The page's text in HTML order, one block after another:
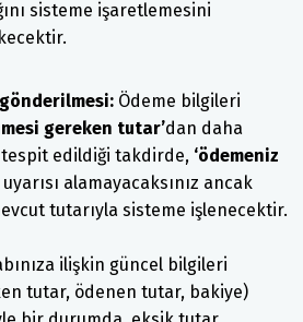
sisteme işaretlemesini
Ödeme bilgileri
gereken tutar’dan daha
edildiği takdirde, ‘ödemeniz
uyarısı alamayacaksınız ancak
tutarıyla sisteme işlenecektir.
ilişkin güncel bilgileri
tutar, ödenen tutar, bakiye)